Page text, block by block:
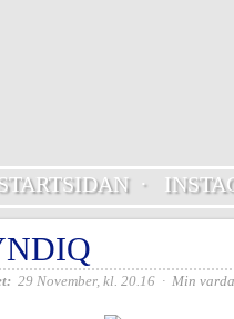
STARTSIDAN·
29 November, kl. 20.16 · Min